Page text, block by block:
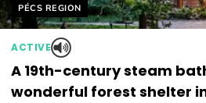
Helyszín címkék:
PÉCS REGION
ACTIVE
A 19th-century steam
wonderful forest shelter